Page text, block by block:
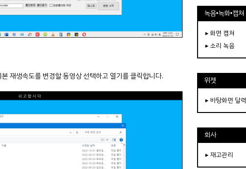
재생속도를 변경할 동영상 선택하고 열기를 클릭합니다.
녹음•녹화•캡쳐
▸ 화면 캡쳐
▸ 소리 녹음
위젯
▸ 바탕화면 달력
회사
▸ 재고관리